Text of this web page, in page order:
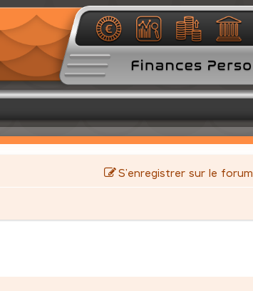
S’enregistrer sur le forum